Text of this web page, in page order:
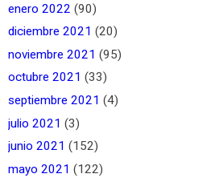
enero 2022 (90)
diciembre 2021 (20)
noviembre 2021 (95)
octubre 2021 (33)
septiembre 2021 (4)
julio 2021 (3)
junio 2021 (152)
mayo 2021 (122)